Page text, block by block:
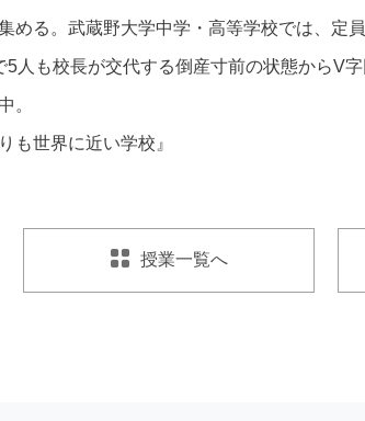
める。武蔵野大学中学・高等学校では、定
5人も校長が交代する倒産寸前の状態からV
。
も世界に近い学校』
授業一覧へ